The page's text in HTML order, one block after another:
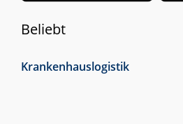
Beliebt
Krankenhauslogistik